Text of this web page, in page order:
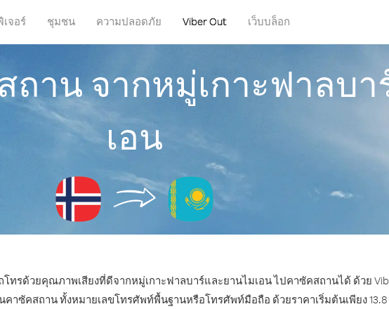
เจอร์ ชุมชน ความปลอดภัย Viber Out เว็บบล็อก
าน จากหมู่เกาะฟาลบา
เอน
รด้วยคุณภาพเสียงที่ดีจากหมู่เกาะฟาลบาร์และยานไมเอน ไปคาซัคสถานได้ ด้วย
าซัคสถาน ทั้งหมายเลขโทรศัพท์พื้นฐานหรือโทรศัพท์มือถือ ด้วยราคาเริ่มต้นเพียง